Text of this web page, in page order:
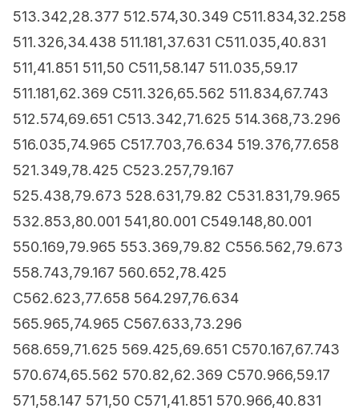
513.342,28.377 512.574,30.349 C511.834,32.258
511.326,34.438 511.181,37.631 C511.035,40.831
511,41.851 511,50 C511,58.147 511.035,59.17
511.181,62.369 C511.326,65.562 511.834,67.743
512.574,69.651 C513.342,71.625 514.368,73.296
516.035,74.965 C517.703,76.634 519.376,77.658
521.349,78.425 C523.257,79.167
525.438,79.673 528.631,79.82 C531.831,79.965
532.853,80.001 541,80.001 C549.148,80.001
550.169,79.965 553.369,79.82 C556.562,79.673
558.743,79.167 560.652,78.425
C562.623,77.658 564.297,76.634
565.965,74.965 C567.633,73.296
568.659,71.625 569.425,69.651 C570.167,67.743
570.674,65.562 570.82,62.369 C570.966,59.17
571,58.147 571,50 C571,41.851 570.966,40.831